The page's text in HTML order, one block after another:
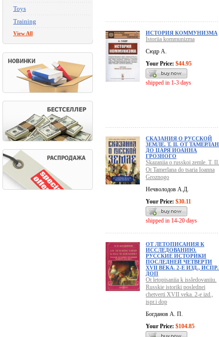
Toys
Training
View All ИСТОРИЯ КОММУНИЗМА
Istoriia kommunizma
Сюдр А.
Your Price: $44.95
shipped in 1-3 days
СКАЗАНИЯ О РУССКОЙ
ЗЕМЛЕ. Т. II. ОТ
ДО ЦАРЯ ИОАННА
ГРОЗНОГО
Skazaniia o russkoi zemle. T. II.
Ot Tamerlana do tsaria Ioanna
Groznogo
Нечволодов А.Д.
Your Price: $30.11
shipped in 14-20 days
ОТ ЛЕТОПИСАНИЯ К
ИССЛЕДОВАНИЮ.
РУССКИЕ ИСТОРИКИ
ПОСЛЕДНЕЙ ЧЕТВЕРТИ
XVII ВЕКА. 2-Е ИЗД.,
ДОП
Ot letopisaniia k issledovaniiu.
Russkie istoriki poslednei
chetverti XVII veka. 2-e izd.,
ispr.i dop
Богданов А. П.
Your Price: $104.85